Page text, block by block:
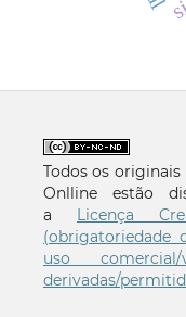
Todos os
Onlline estão
a
Licença
(obrigatoriedade
uso
derivadas/